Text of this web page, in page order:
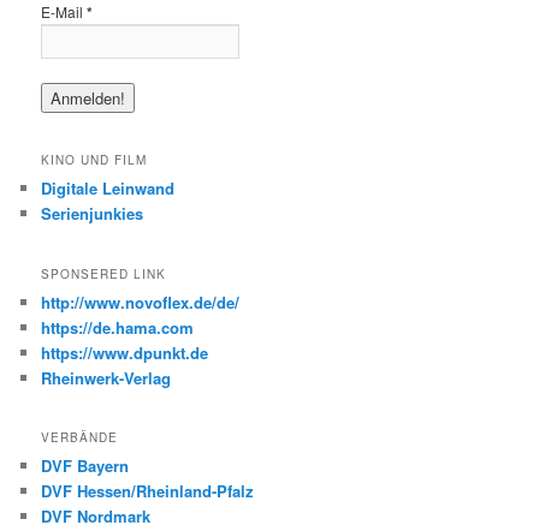
E-Mail*
KINO UND FILM
Digitale Leinwand
Serienjunkies
SPONSERED LINK
http://www.novoflex.de/de/
https://de.hama.com
https://www.dpunkt.de
Rheinwerk-Verlag
VERBÄNDE
DVF Bayern
DVF Hessen/Rheinland-Pfalz
DVF Nordmark